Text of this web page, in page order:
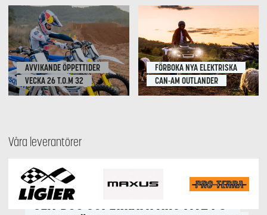
AVVIKANDE ÖPPETTIDER
VECKA 26 T.O.M 32
FÖRBOKA NYA ELEKTRISKA
CAN-AM OUTLANDER
Våra leverantörer
Kampanjpris 99 900:-
SEA-DOO SUPERKAMPANJ MY24 &